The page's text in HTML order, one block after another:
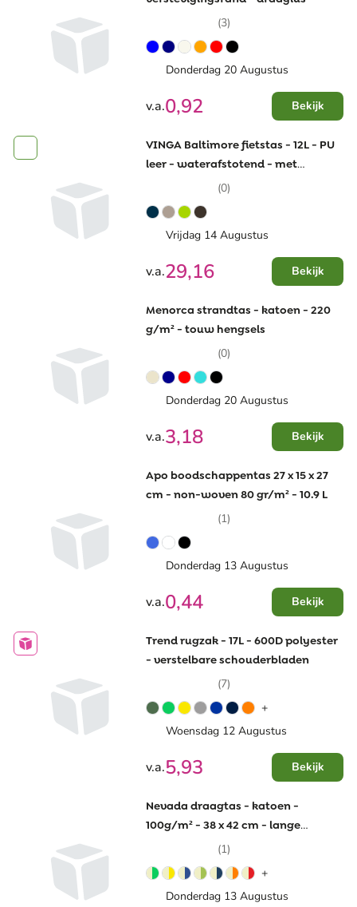
(3)
Donderdag 20 Augustus
v.a.0,92 Bekijk
VINGA Baltimore fietstas - 12L - PU
leer - waterafstotend - met
(0)
Vrijdag 14 Augustus
v.a.29,16 Bekijk
Menorca strandtas - katoen - 220
g/m² - touw hengsels
(0)
Donderdag 20 Augustus
v.a.3,18 Bekijk
Apo boodschappentas 27 x 15 x 27
cm - non-woven 80 gr/m² - 10.9 L
(1)
Donderdag 13 Augustus
v.a.0,44 Bekijk
Trend rugzak - 17L - 600D polyester
- verstelbare schouderbladen
(7)
+
Woensdag 12 Augustus
v.a.5,93 Bekijk
Nevada draagtas - katoen -
100g/m² - 38 x 42 cm - lange
gekleurde hengsels
(1)
+
Donderdag 13 Augustus